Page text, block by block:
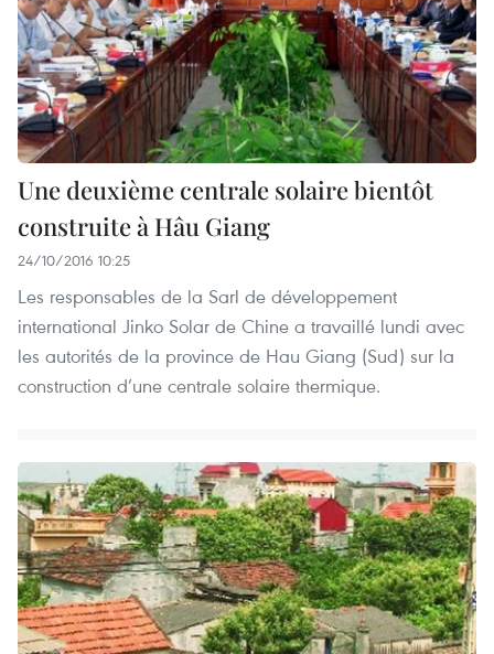
Une deuxième centrale solaire bientôt
construite à Hâu Giang
24/10/2016 10:25
Les responsables de la Sarl de développement
international Jinko Solar de Chine a travaillé lundi avec
les autorités de la province de Hau Giang (Sud) sur la
construction d’une centrale solaire thermique.